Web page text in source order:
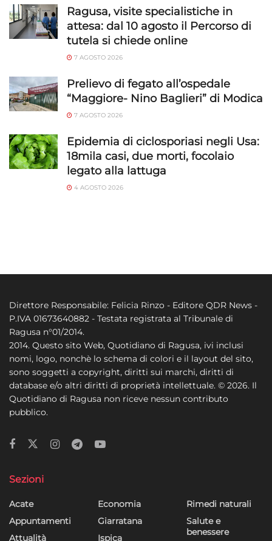
Ragusa, visite specialistiche in
attesa: dal 10 agosto il Percorso di
tutela si chiede online
7 AGOSTO 2026
Prelievo di fegato all’ospedale
“Maggiore- Nino Baglieri” di Modica
7 AGOSTO 2026
Epidemia di ciclosporiasi negli Usa:
18mila casi, due morti, focolaio
legato alla lattuga
4 AGOSTO 2026
Direttore Responsabile: Felicia Rinzo - Editore QDR News -
P.IVA 01673640882 - Testata registrata al Tribunale di
Ragusa n°01/2014.
2014. Questo sito Web, Quotidiano di Ragusa, ivi inclusi
nomi, logo, nonchè lo schema di colori e il layout del sito,
sono soggetti a copyright, diritti sui marchi, diritti di
database e/o altri diritti di proprietà intellettuale. © 2026. Il
Quotidiano di Ragusa non riceve nessun contributo
pubblico.
Sezioni
Acate
Appuntamenti
Attualità
Economia
Giarratana
Ispica
Rimedi naturali
Salute e
benessere